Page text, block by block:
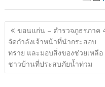
แนะแนว
เรื่อง
ขอนแก่น – ตำรวจภูธรภาค
จัดกำลังเจ้าหน้าที่นำกระสอบ
ทราย และมอบสิ่งของช่วยเหลือ
ชาวบ้านที่ประสบภัยน้ำท่วม